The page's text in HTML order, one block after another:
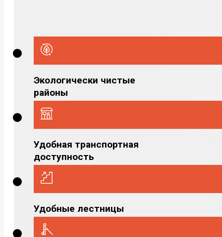
Экологически чистые
районы
Удобная транспортная
доступность
Удобные лестницы